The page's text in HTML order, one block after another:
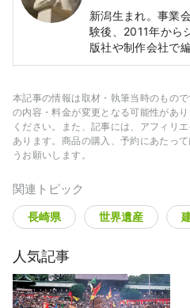
新潟生まれ。事業
験後、2011年から
版社や制作会社で
へ帰国しMATCHA
シェアしていきた
本記事の情報は取材・執筆当時のもの
の内容・料金が変更となる可能性があ
ください。また、記事には、アフィリ
あります。商品の購入、予約にあたっ
うお願いします。
関連トピック
長崎県 世界遺産
人気記事